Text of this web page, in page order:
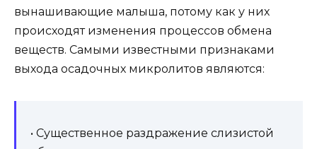
вынашивающие малыша, потому как у них
происходят изменения процессов обмена
веществ. Самыми известными признаками
выхода осадочных микролитов являются:
• Существенное раздражение слизистой